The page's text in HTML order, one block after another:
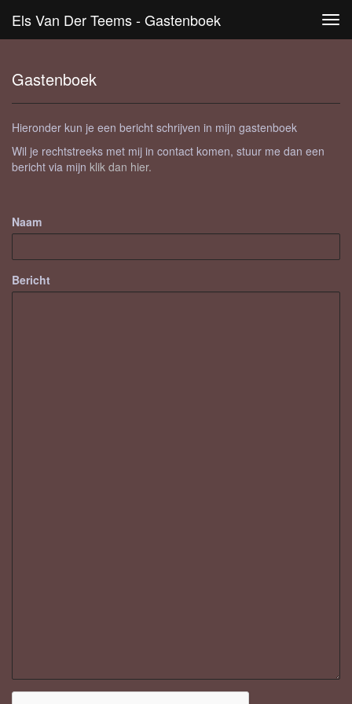
Els Van Der Teems - Gastenboek
Gastenboek
Hieronder kun je een bericht schrijven in mijn gastenboek
Wil je rechtstreeks met mij in contact komen, stuur me dan een
bericht via mijn klik dan hier.
Naam
Bericht